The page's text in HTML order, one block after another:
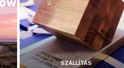
SZÁLLÍTÁS